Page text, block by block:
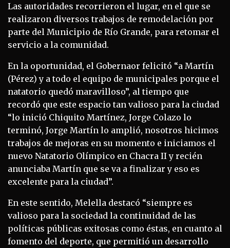
Las autoridades recorrieron el lugar, en el que se
realizaron diversos trabajos de remodelación por
parte del Municipio de Río Grande, para retomar el
servicio a la comunidad.
En la oportunidad, el Gobernaor felicitó “a Martín
(Pérez) y a todo el equipo de municipales porque el
natatorio quedó maravilloso”, al tiempo que
recordó que este espacio tan valioso para la ciudad
“lo inició Chiquito Martínez, Jorge Colazo lo
terminó, Jorge Martín lo amplió, nosotros hicimos
trabajos de mejoras en su momento e iniciamos el
nuevo Natatorio Olímpico en Chacra II y recién
anunciaba Martín que se va a finalizar y eso es
excelente para la ciudad”.
En este sentido, Melella destacó “siempre es
valioso para la sociedad la continuidad de las
políticas públicas exitosas como éstas, en cuanto al
fomento del deporte, que permitió un desarrollo